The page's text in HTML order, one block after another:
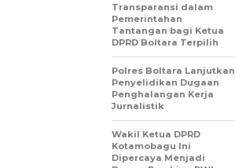
Transparansi dalam
Pemerintahan
Tantangan bagi Ketua
DPRD Boltara Terpilih
Polres Boltara Lanjutkan
Penyelidikan Dugaan
Penghalangan Kerja
Jurnalistik
Wakil Ketua DPRD
Kotamobagu Ini
Dipercaya Menjadi